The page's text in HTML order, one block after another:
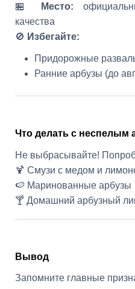
🏪
Место:
качества
🚫 Избегайте:
Придорожные
Ранние арбузы (до
Что делать с неспелым
Не выбрасывайте!
🍹 Смузи с медом и
🍉 Маринованные арбузы
🍸 Домашний арбузный
Вывод
Запомните главные